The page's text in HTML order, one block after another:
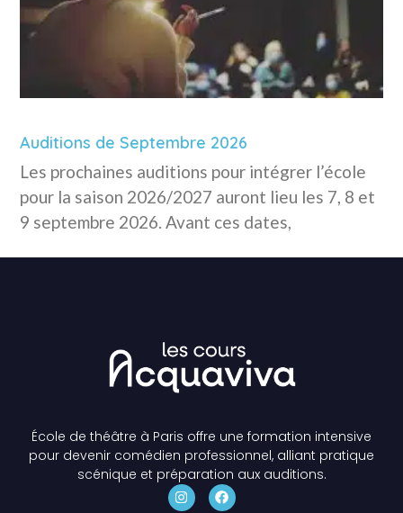
Auditions de Septembre 2026
Les prochaines auditions pour intégrer l’école
pour la saison 2026/2027 auront lieu les 7, 8 et
9 septembre 2026. Avant ces dates,
École de théâtre à Paris offre une formation intensive
pour devenir comédien professionnel, alliant pratique
scénique et préparation aux auditions.